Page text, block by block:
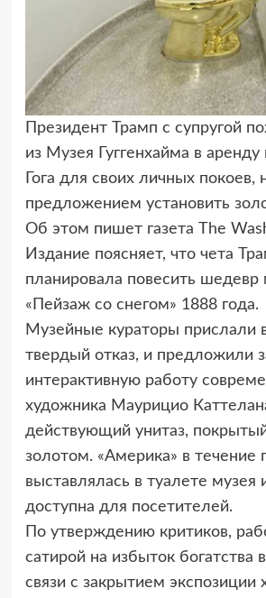
Президент Трамп с супругой
из Музея Гуггенхайма в аренду
Гога для своих личных покоев,
предложением установить
Об этом пишет газета The
Издание поясняет, что чета
планировала повесить шедевр
«Пейзаж со снегом» 1888 года.
Музейные кураторы прислали
твердый отказ, и предложили
интерактивную работу
художника Маурицио
действующий унитаз,
золотом. «Америка» в течение
выставлялась в туалете музея
доступна для посетителей.
По утверждению критиков,
сатирой на избыток
связи с закрытием экспозиции